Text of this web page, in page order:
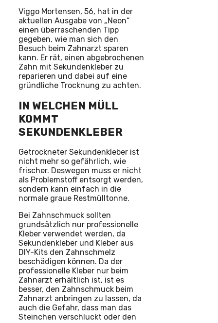
Viggo Mortensen, 56, hat in der
aktuellen Ausgabe von „Neon“
einen überraschenden Tipp
gegeben, wie man sich den
Besuch beim Zahnarzt sparen
kann. Er rät, einen abgebrochenen
Zahn mit Sekundenkleber zu
reparieren und dabei auf eine
gründliche Trocknung zu achten.
IN WELCHEN MÜLL
KOMMT
SEKUNDENKLEBER
Getrockneter Sekundenkleber ist
nicht mehr so gefährlich, wie
frischer. Deswegen muss er nicht
als Problemstoff entsorgt werden,
sondern kann einfach in die
normale graue Restmülltonne.
Bei Zahnschmuck sollten
grundsätzlich nur professionelle
Kleber verwendet werden, da
Sekundenkleber und Kleber aus
DIY-Kits den Zahnschmelz
beschädigen können. Da der
professionelle Kleber nur beim
Zahnarzt erhältlich ist, ist es
besser, den Zahnschmuck beim
Zahnarzt anbringen zu lassen, da
auch die Gefahr, dass man das
Steinchen verschluckt oder den